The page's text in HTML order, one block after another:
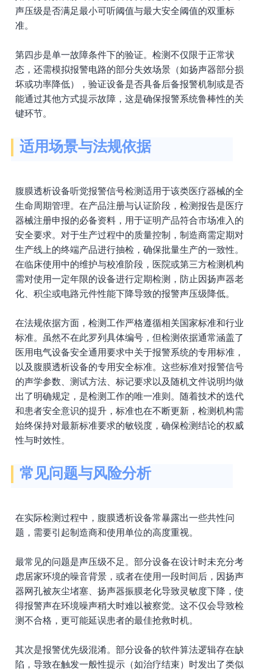
声压级是否满足最小可听阈值与最大安全阈值的双重标
准。
第四步是单一故障条件下的验证。检测不仅限于正常状
态，还需模拟报警电路的部分失效场景（如扬声器部分损
坏或功率降低），验证设备是否具备后备报警机制或是否
能通过其他方式提示故障，这是确保报警系统鲁棒性的关
键环节。
适用场景与法规依据
腹膜透析设备听觉报警信号检测适用于该类医疗器械的全
生命周期管理。在产品注册与认证阶段，检测报告是医疗
器械注册申报的必备资料，用于证明产品符合市场准入的
安全要求。对于生产过程中的质量控制，制造商需定期对
生产线上的终端产品进行抽检，确保批量生产的一致性。
在临床使用中的维护与校准阶段，医院或第三方检测机构
需对使用一定年限的设备进行定期检测，防止因扬声器老
化、积尘或电路元件性能下降导致的报警声压级降低。
在法规依据方面，检测工作严格遵循相关国家标准和行业
标准。虽然不在此罗列具体编号，但检测依据通常涵盖了
医用电气设备安全通用要求中关于报警系统的专用标准，
以及腹膜透析设备的专用安全标准。这些标准对报警信号
的声学参数、测试方法、标记要求以及随机文件说明均做
出了明确规定，是检测工作的唯一准则。随着技术的迭代
和患者安全意识的提升，标准也在不断更新，检测机构需
始终保持对最新标准要求的敏锐度，确保检测结论的权威
性与时效性。
常见问题与风险分析
在实际检测过程中，腹膜透析设备常暴露出一些共性问
题，需要引起制造商和使用单位的高度重视。
最常见的问题是声压级不足。部分设备在设计时未充分考
虑居家环境的噪音背景，或者在使用一段时间后，因扬声
器网孔被灰尘堵塞、扬声器振膜老化导致灵敏度下降，使
得报警声在环境噪声稍大时难以被察觉。这不仅会导致检
测不合格，更可能延误患者的最佳抢救时机。
其次是报警优先级混淆。部分设备的软件算法逻辑存在缺
陷，导致在触发一般性提示（如治疗结束）时发出了类似